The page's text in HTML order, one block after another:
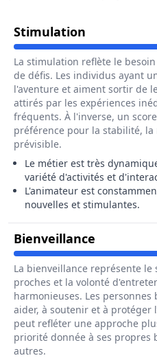
Stimulation Pour Le
La stimulation reflète le
de défis. Les individus ayant
l'aventure et aiment sortir de
attirés par les expériences
fréquents. À l'inverse, un
préférence pour la stabilité,
prévisible.
Le métier est très
variété d'activités et
L'animateur est
nouvelles et stimulantes.
Bienveillance Pour Le
La bienveillance représente
proches et la volonté
harmonieuses. Les
aider, à soutenir et à protéger
peut refléter une approche
priorité donnée à ses propres
autres.